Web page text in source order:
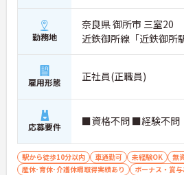
勤務地
奈良県 御所市 三室20
近鉄御所線「近鉄御所
雇用形態 正社員(正職員)
応募要件 ■資格不問 ■経験不問
駅から徒歩10分以内 車通勤可 未経験OK 無
産休･育休･介護休暇取得実績あり
ボーナス・賞与